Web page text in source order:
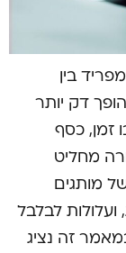
בין
דק יותר
זמן, כסף
מחליט
מותגים
ועלולות לבלבל
זה נציג